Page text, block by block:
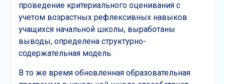
проведение критериального оценивания с
учетом возрастных рефлексивных навыков
учащихся начальной школы, выработаны
выводы, определена структурно-
содержательная модель.
В то же время обновленная образовательная